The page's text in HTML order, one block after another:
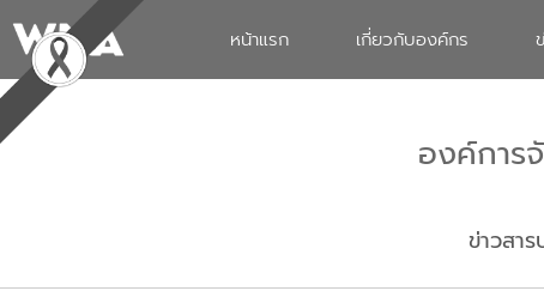
หน้าแรก เกี่ยวกับองค์กร
องค์การ
ข่าวสา